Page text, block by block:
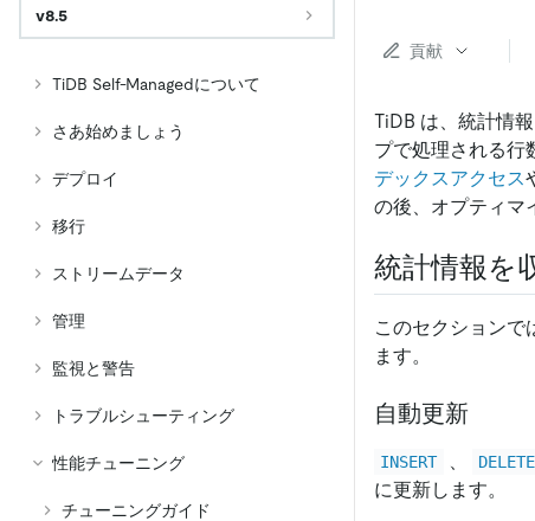
v8.5
TiDB Self-Managedについて
さあ始めましょう
デプロイ
移行
ストリームデータ
管理
監視と警告
トラブルシューティング
性能チューニング
チューニングガイド
貢献
TiDB は、統計情
プで処理される行
デックスアクセス
の後、オプティマ
統計情報を
このセクションで
ます。
自動更新
INSERT DELETE
に更新します。